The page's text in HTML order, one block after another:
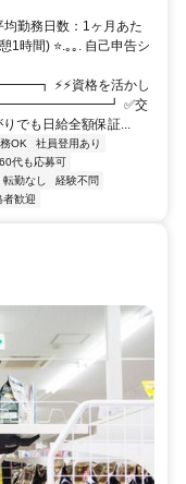
勤務日数：1ヶ月あた
1時間) ⭐.｡｡. 自己申告シ
⚡⚡資格を活かし
✅交
でも日給全額保証...
OK
社員登用あり
60代も応募可
転勤なし
経験不問
者歓迎